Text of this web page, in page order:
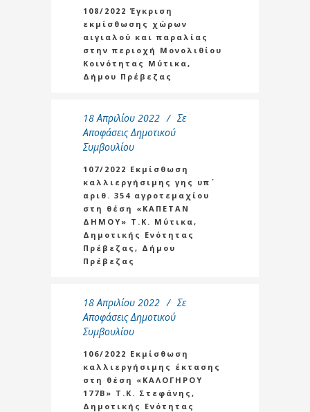
108/2022 Έγκριση
εκμίσθωσης χώρων
αιγιαλού και παραλίας
στην περιοχή Μονολιθίου
Κοινότητας Μύτικα,
Δήμου Πρέβεζας
18 Απριλίου 2022
Σε
Αποφάσεις Δημοτικού
Συμβουλίου
107/2022 Εκμίσθωση
καλλιεργήσιμης γης υπ΄
αριθ. 354 αγροτεμαχίου
στη θέση «ΚΑΠΕΤΑΝ
ΔΗΜΟΥ» Τ.Κ. Μύτικα,
Δημοτικής Ενότητας
Πρέβεζας, Δήμου
Πρέβεζας
18 Απριλίου 2022
Σε
Αποφάσεις Δημοτικού
Συμβουλίου
106/2022 Εκμίσθωση
καλλιεργήσιμης έκτασης
στη θέση «ΚΑΛΟΓΗΡΟΥ
177Β» Τ.Κ. Στεφάνης,
Δημοτικής Ενότητας